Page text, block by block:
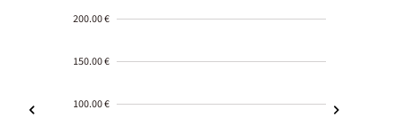
200.00 €
150.00 €
100.00 €